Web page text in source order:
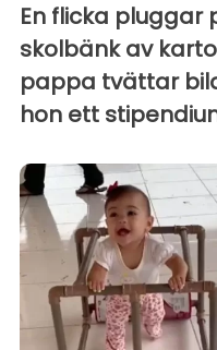
En flicka
skolbänk av
pappa tvättar
hon ett